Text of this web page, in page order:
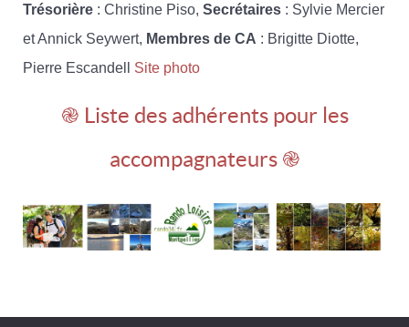
Trésorière : Christine Piso, Secrétaires : Sylvie Mercier
et Annick Seywert, Membres de CA : Brigitte Diotte,
Pierre Escandell Site photo
֎ Liste des adhérents pour les
accompagnateurs ֎